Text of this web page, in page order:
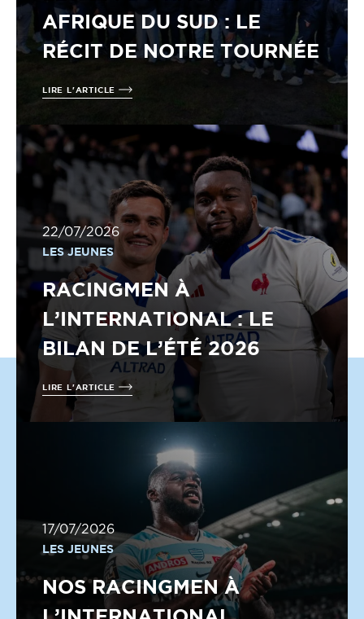
AFRIQUE DU SUD : LE
RÉCIT DE NOTRE TOURNÉE
LIRE L'ARTICLE
22/07/2026
LES JEUNES
RACINGMEN À
L’INTERNATIONAL : LE
BILAN DE L’ÉTÉ 2026
LIRE L'ARTICLE
17/07/2026
LES JEUNES
NOS RACINGMEN À